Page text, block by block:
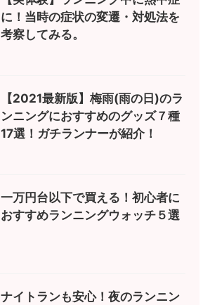
に！当時の症状の変遷・対処法を
考察してみる。
【2021最新版】梅雨(雨の日)のラ
ンニングにおすすめのグッズ７種
17選！ガチランナーが紹介！
一万円台以下で買える！初心者に
おすすめランニングウォッチ５選
ナイトランも安心！夜のランニン